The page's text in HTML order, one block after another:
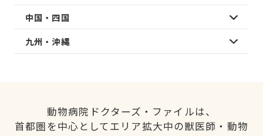
中国・四国
九州・沖縄
動物病院ドクターズ・ファイルは、
首都圏を中心としてエリア拡大中の獣医師・動物